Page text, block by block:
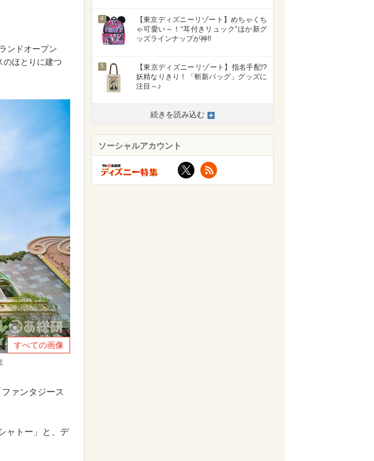
ンドオープン
のほとりに建つ
すべての画像
ァンタジース
ャトー」と、デ
4
【東京ディズニーリゾート】めちゃくち
ゃ可愛い～！“耳付きリュック”ほか新グ
ッズラインナップが神!!
5
【東京ディズニーリゾート】指名手配!?
妖精なりきり！「斬新バッグ」グッズに
注目～♪
続きを読み込む
ソーシャルアカウント
X